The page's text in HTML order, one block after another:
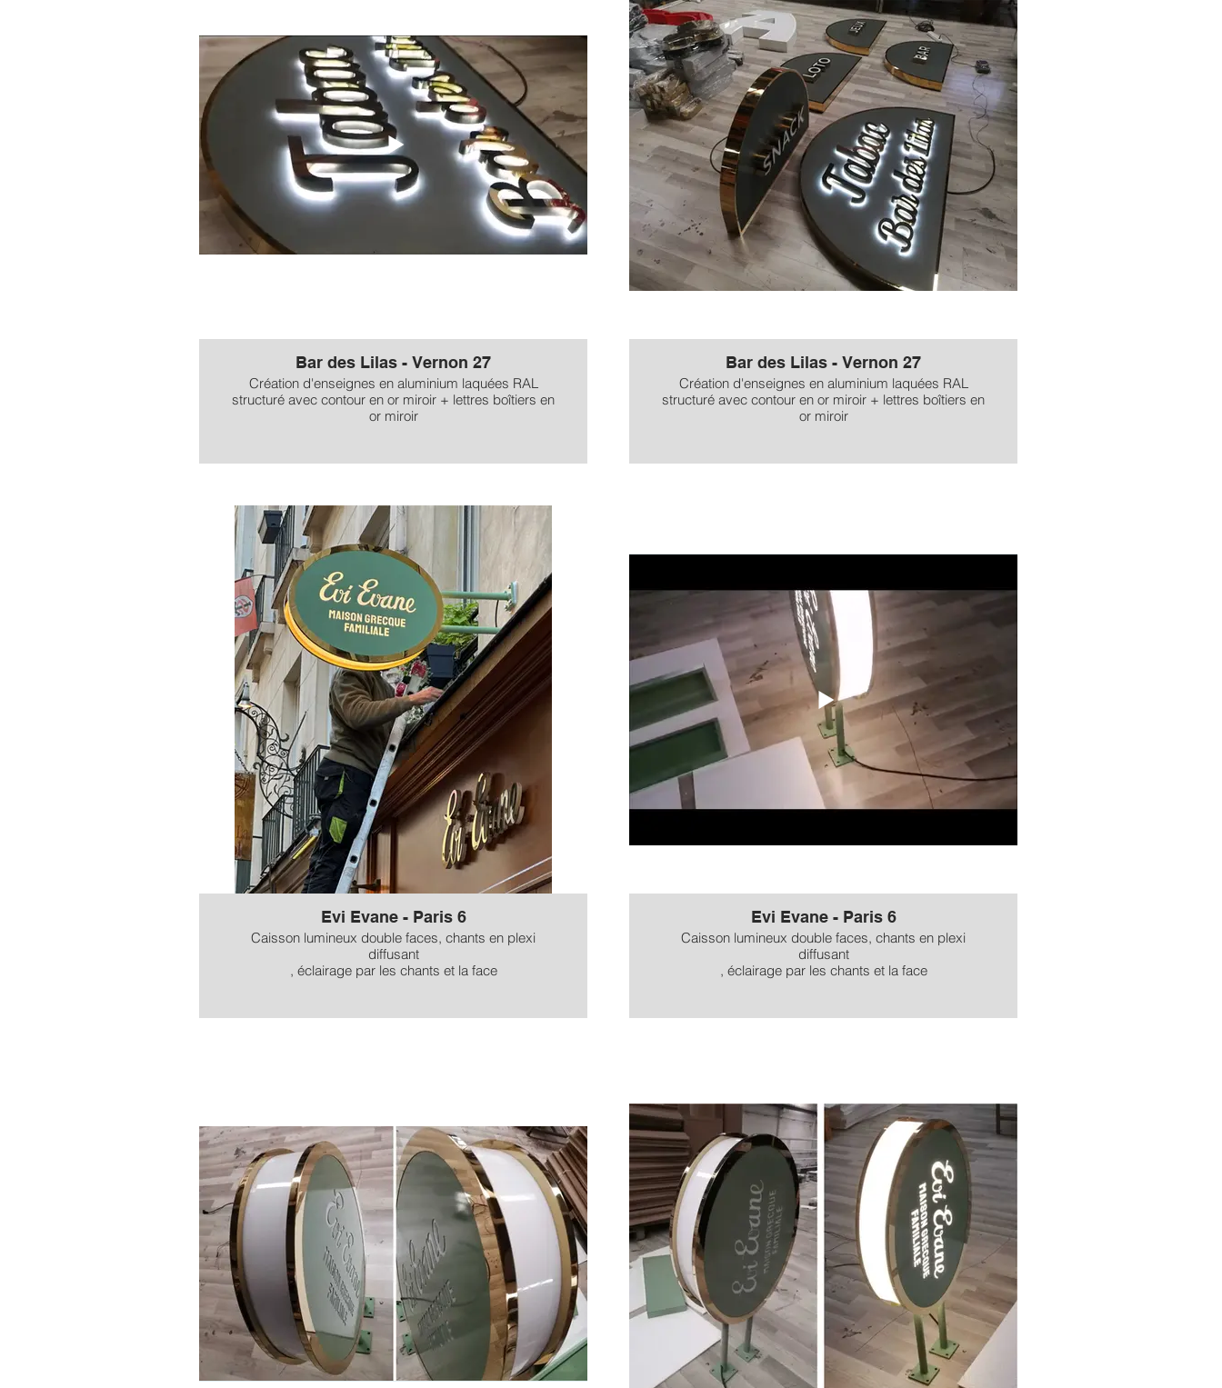
Bar des Lilas - Vernon 27
Création d'enseignes en aluminium laquées RAL
structuré avec contour en or miroir + lettres boîtiers en
or miroir
Bar des Lilas - Vernon 27
Création d'enseignes en aluminium laquées RAL
structuré avec contour en or miroir + lettres boîtiers en
or miroir
Evi Evane - Paris 6
Caisson lumineux double faces, chants en plexi
diffusant
, éclairage par les chants et la face
Evi Evane - Paris 6
Caisson lumineux double faces, chants en plexi
diffusant
, éclairage par les chants et la face